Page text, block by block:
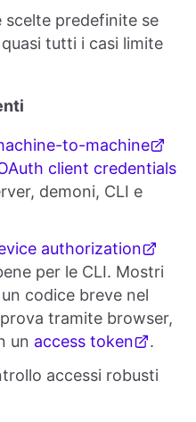
scelte predefinite se
tutti i casi limite
to-machine
client credentials
demoni, CLI e
authorization
per le CLI. Mostri
codice breve nel
tramite browser,
un access token
.
accessi robusti